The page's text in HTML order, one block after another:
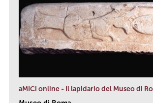
aMICi online - Il lapidario del Museo di